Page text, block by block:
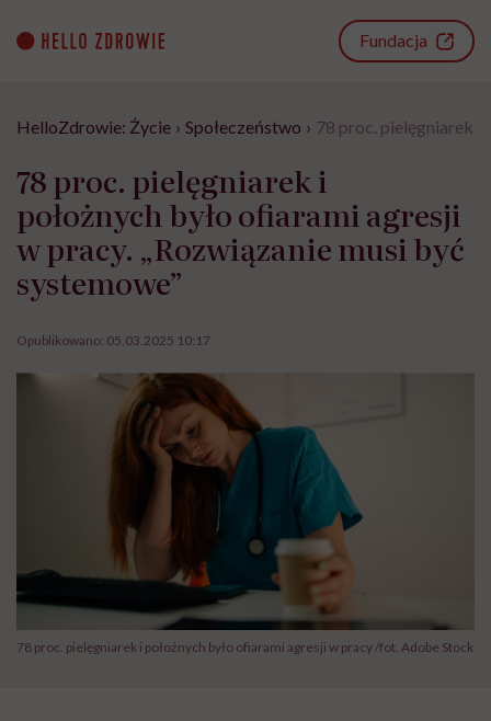
content
Fundacja
HelloZdrowie: Życie › Społeczeństwo › 78 proc. pielęgniarek i
78 proc. pielęgniarek i
położnych było ofiarami agresji
w pracy. „Rozwiązanie musi być
systemowe”
Opublikowano: 05.03.2025 10:17
78 proc. pielęgniarek i położnych było ofiarami agresji w pracy /fot. Adobe Stock